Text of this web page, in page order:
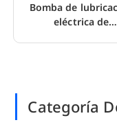
Bomba de
eléctrica de
Categoría